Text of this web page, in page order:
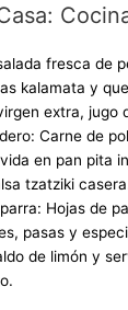
fresca de
kalamata y
extra, jugo
Carne de
en pan pita
tzatziki
Hojas de
pasas y
de limón y